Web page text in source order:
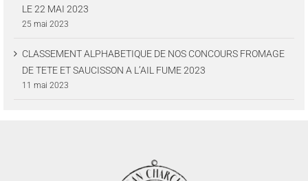
LE 22 MAI 2023
25 mai 2023
CLASSEMENT ALPHABETIQUE DE NOS CONCOURS FROMAGE
DE TETE ET SAUCISSON A L’AIL FUME 2023
11 mai 2023